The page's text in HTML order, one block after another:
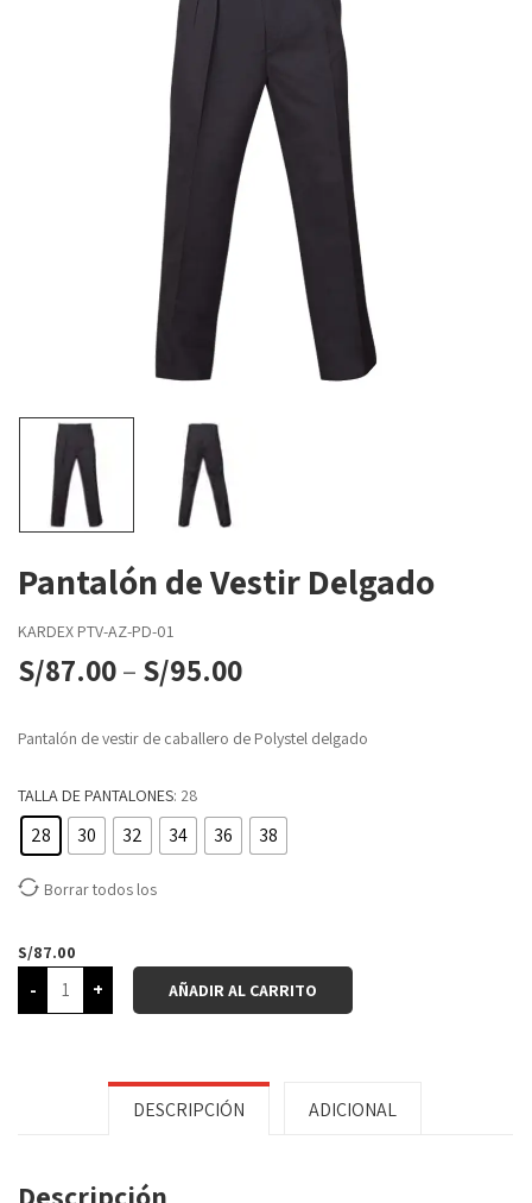
Pantalón de Vestir Delgado
KARDEX PTV-AZ-PD-01
S/87.00– S/95.00
Pantalón de vestir de caballero de Polystel delgado
TALLA DE PANTALONES: 28
28 30 32 34 36 38
Borrar todos los
S/87.00
- + AÑADIR AL CARRITO
DESCRIPCIÓN ADICIONAL